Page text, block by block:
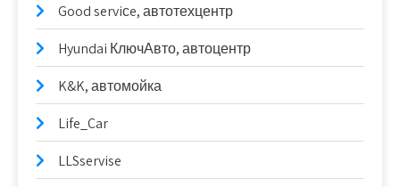
Good serviсe, автотехцентр
Hyundai КлючАвто, автоцентр
K&K, автомойка
Life_Car
LLSservise